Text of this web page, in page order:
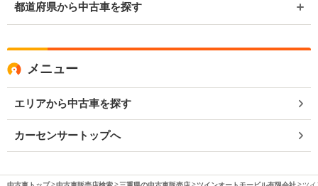
都道府県から中古車を探す
メニュー
エリアから中古車を探す
カーセンサートップへ